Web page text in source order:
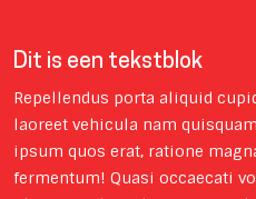
Dit is een tekstblok
Repellendus porta aliquid
laoreet vehicula nam
ipsum quos erat, ratione
fermentum! Quasi occaecati